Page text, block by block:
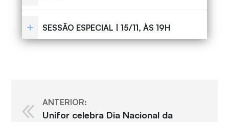
SESSÃO ESPECIAL | 15/11, ÀS 19H
ANTERIOR:
Unifor celebra Dia Nacional da